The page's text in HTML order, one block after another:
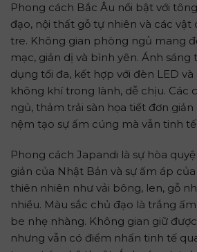
Phong cách Bắc Âu nổi bật với
đạo, nội thất gỗ tự nhiên và các vật
tre. Không gian phòng ngủ mang
mạc, giản dị và bình yên. Ánh
dụng tối đa, kết hợp với đèn LED
không khí trong lành, dễ chịu. Các
ngủ, thảm trải sàn họa tiết đơn
nệm tạo sự ấm cúng mà vẫn tinh tế.
Phong cách Japandi là sự hòa
giản của Nhật Bản và sự ấm áp
thiên nhiên như vải bông, len, gỗ
nhiều. Màu sắc chủ đạo là trắng
be nhẹ nhàng. Không gian giữ
nhưng vẫn có điểm nhấn tinh tế